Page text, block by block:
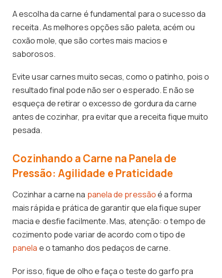
A escolha da carne é fundamental para o sucesso da
receita. As melhores opções são paleta, acém ou
coxão mole, que são cortes mais macios e
saborosos.
Evite usar carnes muito secas, como o patinho, pois o
resultado final pode não ser o esperado. E não se
esqueça de retirar o excesso de gordura da carne
antes de cozinhar, pra evitar que a receita fique muito
pesada.
Cozinhando a Carne na Panela de
Pressão: Agilidade e Praticidade
Cozinhar a carne na panela de pressãoé a forma
mais rápida e prática de garantir que ela fique super
macia e desfie facilmente. Mas, atenção: o tempo de
cozimento pode variar de acordo com o tipo de
panela e o tamanho dos pedaços de carne.
Por isso, fique de olho e faça o teste do garfo pra